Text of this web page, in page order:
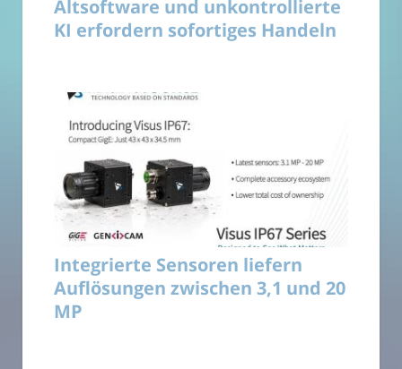
Altsoftware und unkontrollierte
KI erfordern sofortiges Handeln
Integrierte Sensoren liefern
Auflösungen zwischen 3,1 und 20
MP